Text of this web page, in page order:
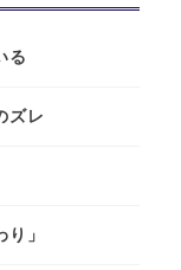
る
ズレ
」